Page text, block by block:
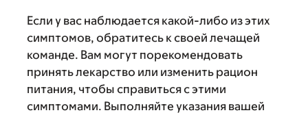
Если у вас наблюдается какой-либо из этих
симптомов, обратитесь к своей лечащей
команде. Вам могут порекомендовать
принять лекарство или изменить рацион
питания, чтобы справиться с этими
симптомами. Выполняйте указания вашей